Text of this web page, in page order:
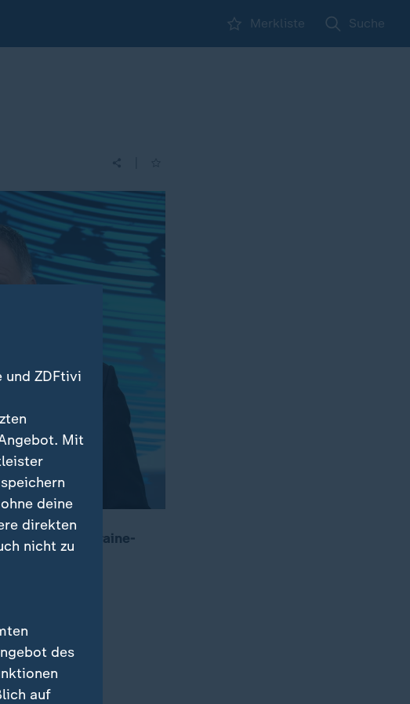
Merkliste Suche
in der Ukraine-
Präsidenten;
und ZDFtivi
Mit
deine
direkten
nicht zu
des
auf